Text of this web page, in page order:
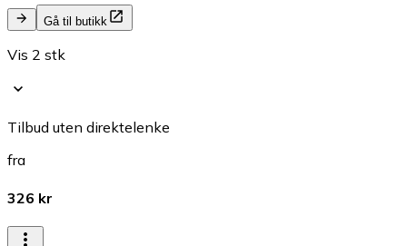
Gå til butikk
Vis 2 stk
Tilbud uten direktelenke
fra
326 kr